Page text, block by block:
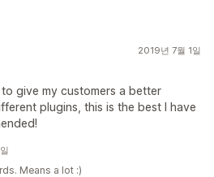
2019년 7월 1일
give my customers a better
plugins, this is the best I have
Means a lot :)